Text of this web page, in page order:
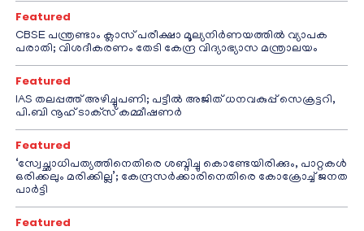
Featured
CBSE പന്ത്രണ്ടാം ക്ലാസ് പരീക്ഷാ മൂല്യനിർണയത്തിൽ വ്യാപക
പരാതി; വിശദീകരണം തേടി കേന്ദ്ര വിദ്യാഭ്യാസ മന്ത്രാലയം
Featured
IAS തലപ്പത്ത് അഴിച്ചുപണി; പട്ടീല്‍ അജിത് ധനവകുപ്പ് സെക്രട്ടറി,
പി.ബി നൂഹ് ടാക്‌സ് കമ്മീഷണര്‍
Featured
‘സ്വേച്ഛാധിപത്യത്തിനെതിരെ ശബ്ദിച്ചു കൊണ്ടേയിരിക്കും, പാറ്റകൾ
ഒരിക്കലും മരിക്കില്ല’; കേന്ദ്രസർക്കാരിനെതിരെ കോക്രോച്ച് ജനത
പാർട്ടി
Featured